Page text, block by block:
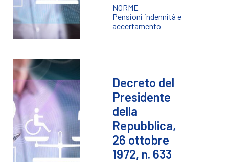
NORME
Pensioni indennità e
accertamento
Decreto del
Presidente
della
Repubblica,
26 ottobre
1972, n. 633